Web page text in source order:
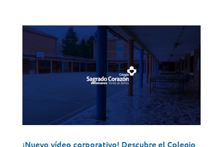
¡Nuevo vídeo corporativo! Descubre el Colegio